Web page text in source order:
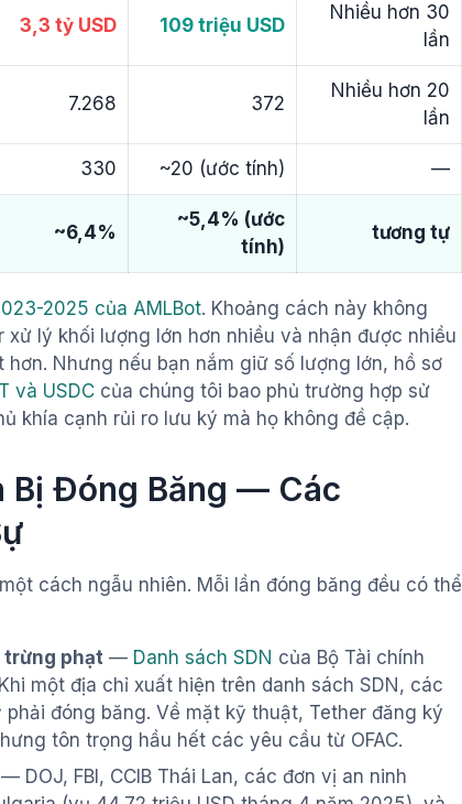
3,3 tỷ USD 109 triệu USD
Nhiều hơn 30
lần
7.268 372
Nhiều hơn 20
lần
330 ~20 (ước tính) —
~6,4%
~5,4% (ước
tính)
tương tự
2025 của AMLBot. Khoảng cách này không
lý khối lượng lớn hơn nhiều và nhận được nhiều
Nhưng nếu bạn nắm giữ số lượng lớn, hồ sơ
và USDC của chúng tôi bao phủ trường hợp sử
khía cạnh rủi ro lưu ký mà họ không đề cập.
Bị Đóng Băng — Các
cách ngẫu nhiên. Mỗi lần đóng băng đều có thể
trừng phạt — Danh sách SDN của Bộ Tài chính
một địa chỉ xuất hiện trên danh sách SDN, các
đóng băng. Về mặt kỹ thuật, Tether đăng ký
tôn trọng hầu hết các yêu cầu từ OFAC.
— DOJ, FBI, CCIB Thái Lan, các đơn vị an ninh